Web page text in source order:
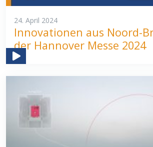
24. April 2024
Innovationen aus Noord-
der Hannover Messe 2024